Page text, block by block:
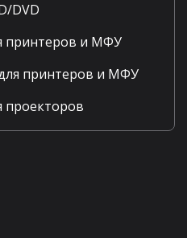
DVD
принтеров и МФУ
принтеров и МФУ
проекторов